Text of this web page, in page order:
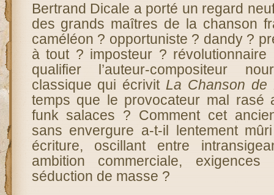
Bertrand Dicale a porté un regard
des grands maîtres de la chanson
caméléon ? opportuniste ? dandy ?
à tout ? imposteur ? révolutionnaire
qualifier l’auteur-compositeur
classique qui écrivit La Chanson
temps que le provocateur mal rasé
funk salaces ? Comment cet
sans envergure a-t-il lentement
écriture, oscillant entre
ambition commerciale, exigences
séduction de masse ?